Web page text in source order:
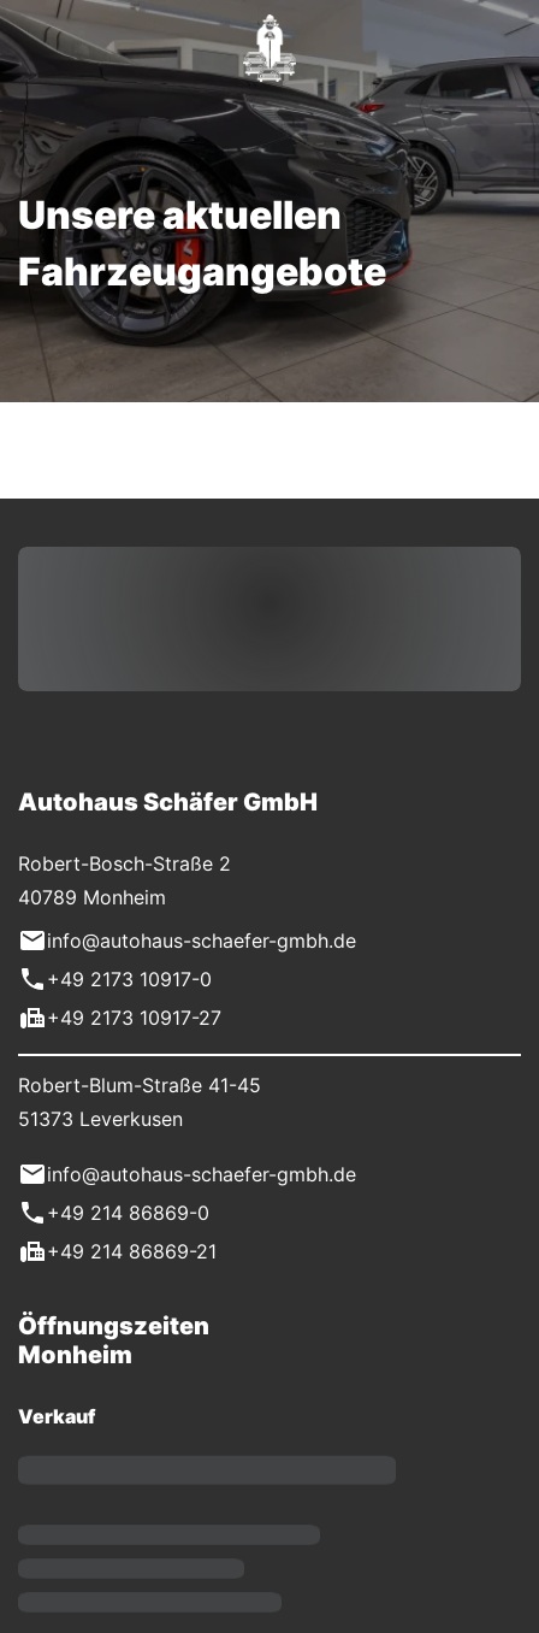
Unsere aktuellen
Fahrzeugangebote
Autohaus Schäfer GmbH
Robert-Bosch-Straße 2
40789 Monheim
info@autohaus-schaefer-gmbh.de
+49 2173 10917-0
+49 2173 10917-27
Robert-Blum-Straße 41-45
51373 Leverkusen
info@autohaus-schaefer-gmbh.de
+49 214 86869-0
+49 214 86869-21
Öffnungszeiten
Monheim
Verkauf